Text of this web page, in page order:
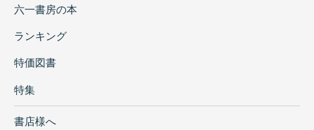
六一書房の本
ランキング
特価図書
特集
書店様へ